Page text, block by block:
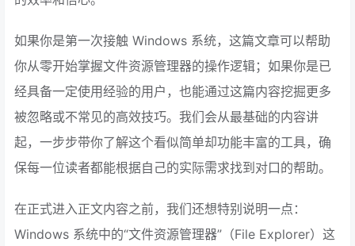
如果你是第一次接触 Windows 系统，这篇文章可以帮助
你从零开始掌握文件资源管理器的操作逻辑；如果你是已
经具备一定使用经验的用户，也能通过这篇内容挖掘更多
被忽略或不常见的高效技巧。我们会从最基础的内容讲
起，一步步带你了解这个看似简单却功能丰富的工具，确
保每一位读者都能根据自己的实际需求找到对口的帮助。
在正式进入正文内容之前，我们还想特别说明一点：
Windows 系统中的“文件资源管理器”（File Explorer）这